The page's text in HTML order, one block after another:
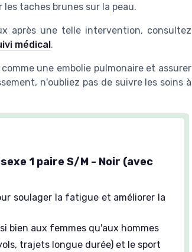
taches brunes sur la peau.
après une telle intervention, consultez
médical.
une embolie pulmonaireet assurer
n'oubliez pas de suivre les soins à
1 paire S/M - Noir (avec
soulager la fatigue et améliorer la
bien aux femmes qu'aux hommes
trajets longue durée) et le sport